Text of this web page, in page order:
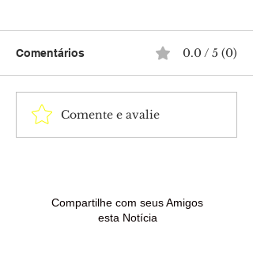
Polícia Federal conclui
inquérito e prepara
Comentários 0.0 / 5 (0)
Comente e avalie
Compartilhe com seus Amigos
esta Notícia